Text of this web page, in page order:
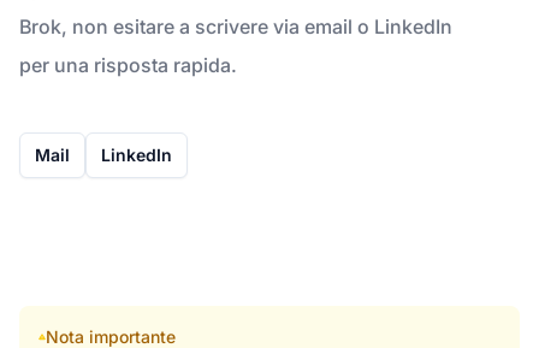
Brok, non esitare a scrivere via email o LinkedIn
per una risposta rapida.
Mail LinkedIn
Nota importante